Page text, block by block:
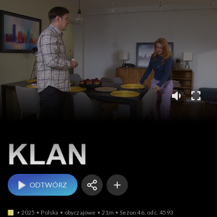
Klan
ODTWÓRZ
2025 Polska obyczajowe 21m Sezon 46, odc. 4593